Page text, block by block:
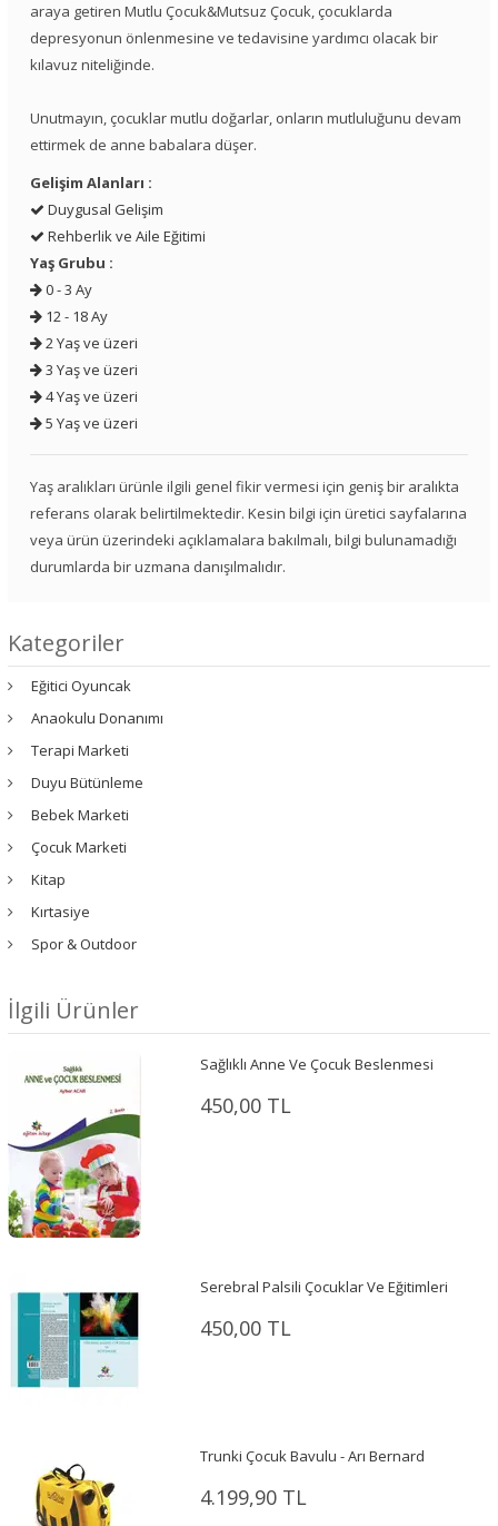
araya getiren Mutlu Çocuk&Mutsuz Çocuk, çocuklarda
depresyonun önlenmesine ve tedavisine yardımcı olacak bir
kılavuz niteliğinde.
Unutmayın, çocuklar mutlu doğarlar, onların mutluluğunu devam
ettirmek de anne babalara düşer.
Gelişim Alanları :
Duygusal Gelişim
Rehberlik ve Aile Eğitimi
Yaş Grubu :
0 - 3 Ay
12 - 18 Ay
2 Yaş ve üzeri
3 Yaş ve üzeri
4 Yaş ve üzeri
5 Yaş ve üzeri
Yaş aralıkları ürünle ilgili genel fikir vermesi için geniş bir aralıkta
referans olarak belirtilmektedir. Kesin bilgi için üretici sayfalarına
veya ürün üzerindeki açıklamalara bakılmalı, bilgi bulunamadığı
durumlarda bir uzmana danışılmalıdır.
Kategoriler
Eğitici Oyuncak
Anaokulu Donanımı
Terapi Marketi
Duyu Bütünleme
Bebek Marketi
Çocuk Marketi
Kitap
Kırtasiye
Spor & Outdoor
İlgili Ürünler
Sağlıklı Anne Ve Çocuk Beslenmesi
450,00 TL
Serebral Palsili Çocuklar Ve Eğitimleri
450,00 TL
Trunki Çocuk Bavulu - Arı Bernard
4.199,90 TL